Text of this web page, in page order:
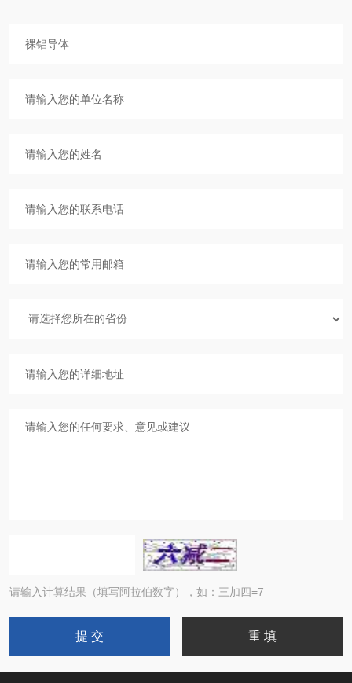
请输入计算结果（填写阿拉伯数字），如：三加四=7